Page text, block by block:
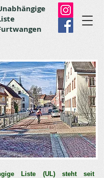
Liste (UL) steht seit